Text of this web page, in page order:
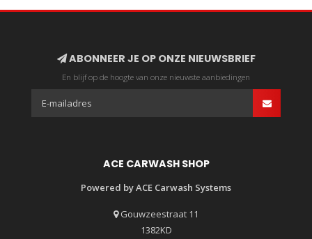
ABONNEER JE OP ONZE NIEUWSBRIEF
En blijf op de hoogte van onze nieuwste aanbiedingen
ACE CARWASH SHOP
Powered by ACE Carwash Systems
Gouwzeestraat 11
1382KD